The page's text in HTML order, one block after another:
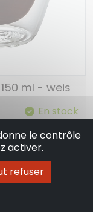
ml - weis
En stock
le contrôle
activer.
refuser